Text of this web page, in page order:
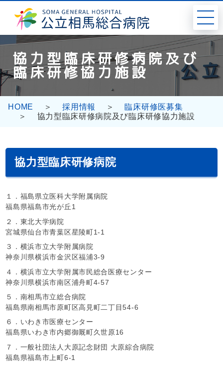
ン
ツ
ス
キ
ッ
プ
ー
シ
ン
に
移
動
協力型臨床研修病院及び
臨床研修協力施設
HOME 採用情報
臨床研修医募集
協力型臨床研修病院及び臨床研修協力施設
協力型臨床研修病院
１．福島県立医科大学附属病院
福島県福島市光が丘1
２．東北大学病院
宮城県仙台市青葉区星陵町1-1
３．横浜市立大学附属病院
神奈川県横浜市金沢区福浦3-9
４．横浜市立大学附属市民総合医療センター
神奈川県横浜市南区浦舟町4-57
５．南相馬市立総合病院
福島県南相馬市原町区高見町二丁目54-6
６．いわき市医療センター
福島県いわき市内郷御厩町久世原16
７．一般社団法人大原記念財団 大原綜合病院
福島県福島市上町6-1